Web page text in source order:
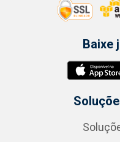
Baixe